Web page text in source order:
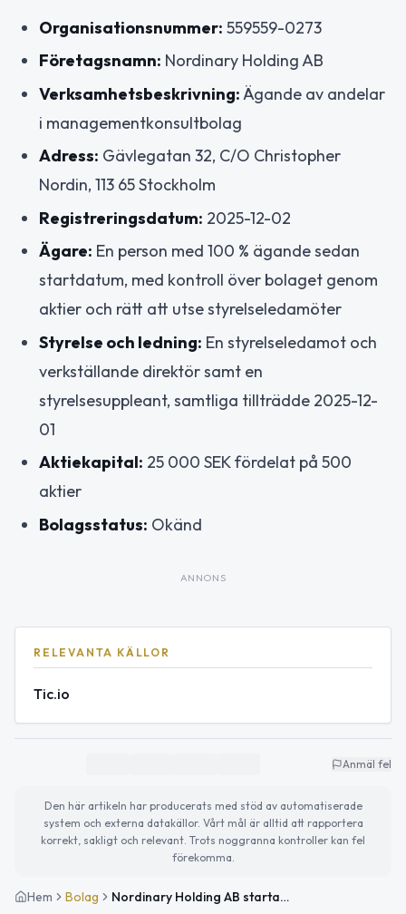
Organisationsnummer: 559559-0273
Företagsnamn: Nordinary Holding AB
Verksamhetsbeskrivning: Ägande av andelar
i managementkonsultbolag
Adress: Gävlegatan 32, C/O Christopher
Nordin, 113 65 Stockholm
Registreringsdatum: 2025-12-02
Ägare: En person med 100 % ägande sedan
startdatum, med kontroll över bolaget genom
aktier och rätt att utse styrelseledamöter
Styrelse och ledning: En styrelseledamot och
verkställande direktör samt en
styrelsesuppleant, samtliga tillträdde 2025-12-
01
Aktiekapital: 25 000 SEK fördelat på 500
aktier
Bolagsstatus: Okänd
ANNONS
RELEVANTA KÄLLOR
Tic.io
Anmäl fel
Den här artikeln har producerats med stöd av automatiserade
system och externa datakällor. Vårt mål är alltid att rapportera
korrekt, sakligt och relevant. Trots noggranna kontroller kan fel
förekomma.
Hem Bolag Nordinary Holding AB startar med fokus på konsultandelar